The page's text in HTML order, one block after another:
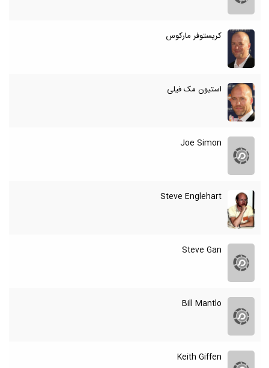
کریستوفر مارکوس
استیون مک فیلی
Joe Simon
Steve Englehart
Steve Gan
Bill Mantlo
Keith Giffen